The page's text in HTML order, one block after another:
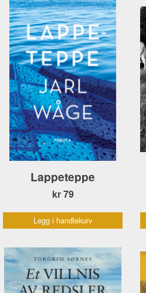
Lappeteppe
kr 79
Legg i handlekurv